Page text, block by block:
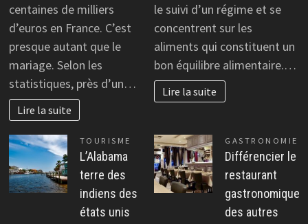
centaines de milliers
d’euros en France. C’est
presque autant que le
mariage. Selon les
statistiques, près d’un…
Lire la suite
le suivi d’un régime et se
concentrent sur les
aliments qui constituent un
bon équilibre alimentaire.…
Lire la suite
TOURISME
L’Alabama
terre des
indiens des
états unis
GASTRONOMIE
Différencier le
restaurant
gastronomique
des autres